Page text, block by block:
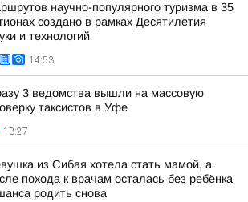
научно-популярного туризма в 35
создано в рамках Десятилетия
и технологий
14:53
3 ведомства вышли на массовую
таксистов в Уфе
13:27
из Сибая хотела стать мамой, а
похода к врачам осталась без ребёнка
родить снова